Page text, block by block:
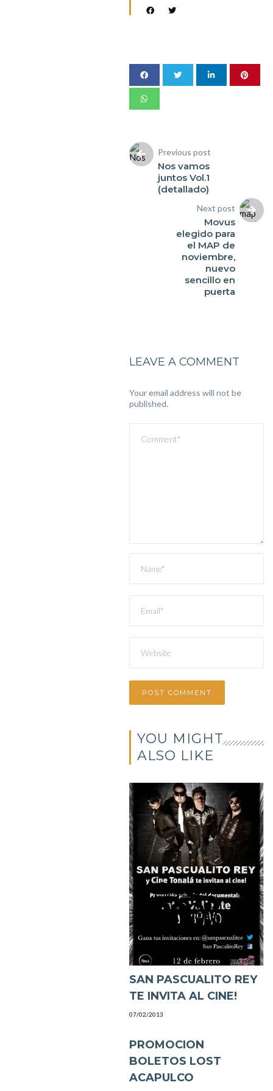
Previous post
Nos vamos
juntos Vol.1
(detallado)
Next post
Movus
elegido para
el MAP de
noviembre,
nuevo
sencillo en
LEAVE A COMMENT
Your email address will not be
published.
YOU MIGHT
ALSO LIKE
SAN PASCUALITO REY
TE INVITA AL CINE!
07/02/2013
PROMOCION
BOLETOS LOST
ACAPULCO